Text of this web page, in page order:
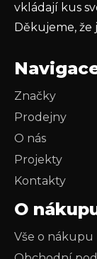
vkládají kus
Děkujeme, že
Značky
Prodejny
O nás
Projekty
Kontakty
O
Vše o nákupu